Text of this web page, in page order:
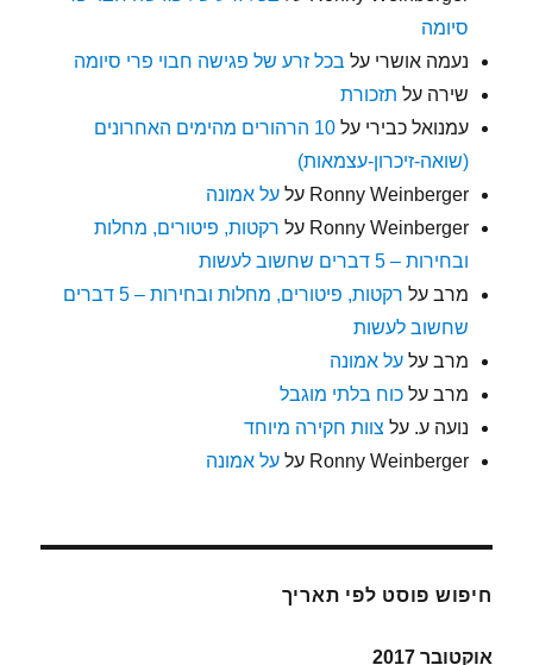
סיומה
נעמה אושרי על בכל זרע של פגישה חבוי פרי סיומה
שירה על תזכורת
עמנואל כבירי על
10 הרהורים מהימים האחרונים
(שואה-זיכרון-עצמאות)
Ronny Weinberger עלעל אמונה
Ronny Weinberger על רקטות, פיטורים, מחלות
ובחירות – 5 דברים שחשוב לעשות
מרב על
רקטות, פיטורים, מחלות ובחירות – 5 דברים
שחשוב לעשות
מרב עלעל אמונה
מרב עלכוח בלתי מוגבל
נועה ע. על צוות חקירה מיוחד
Ronny Weinberger עלעל אמונה
חיפוש פוסט לפי תאריך
אוקטובר 2017